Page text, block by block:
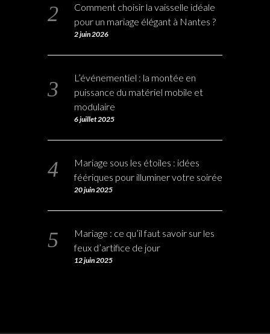
Comment choisir la vaisselle idéale
pour un mariage élégant à Nantes ?
2 juin 2026
L’événementiel : la montée en
puissance du matériel mobile et
modulaire
6 juillet 2025
Mariage sous les étoiles : idées
féériques pour illuminer votre soirée
20 juin 2025
Mariage : ce qu’il faut savoir sur les
feux d’artifice de jour
12 juin 2025